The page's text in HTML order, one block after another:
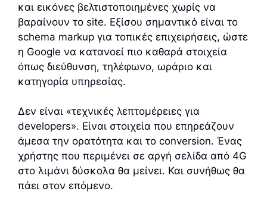
και εικόνες βελτιστοποιημένες χωρίς να
βαραίνουν το site. Εξίσου σημαντικό είναι το
schema markup για τοπικές επιχειρήσεις, ώστε
η Google να κατανοεί πιο καθαρά στοιχεία
όπως διεύθυνση, τηλέφωνο, ωράριο και
κατηγορία υπηρεσίας.
Δεν είναι «τεχνικές λεπτομέρειες για
developers». Είναι στοιχεία που επηρεάζουν
άμεσα την ορατότητα και το conversion. Ένας
χρήστης που περιμένει σε αργή σελίδα από 4G
στο λιμάνι δύσκολα θα μείνει. Και συνήθως θα
πάει στον επόμενο.